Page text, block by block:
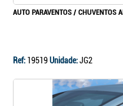
AUTO PARAVENTOS /
Ref: 19519Unidade:JG2